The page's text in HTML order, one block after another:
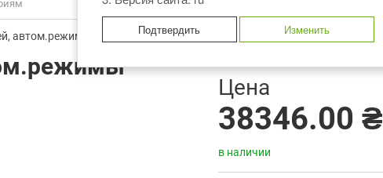
Подтвердить Изменить
автом.режимы 220/380V G.I. KRAFT GI12112
Цена
38346.00 ₴
в наличии